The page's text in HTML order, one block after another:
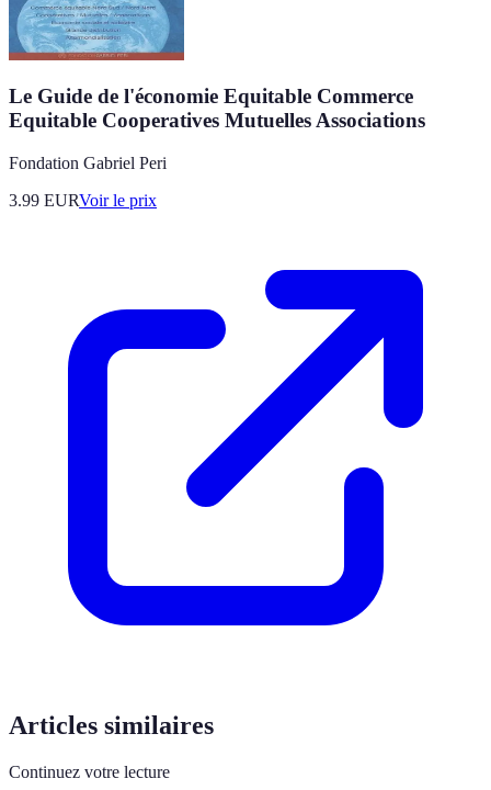
Le Guide de l'économie Equitable Commerce
Equitable Cooperatives Mutuelles Associations
Fondation Gabriel Peri
3.99 EURVoir le prix
Articles similaires
Continuez votre lecture